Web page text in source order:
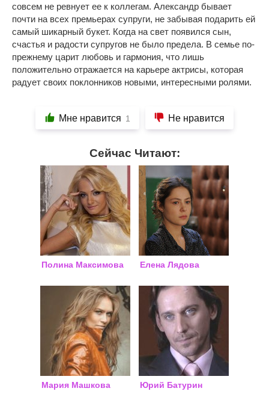
совсем не ревнует ее к коллегам. Александр бывает
почти на всех премьерах супруги, не забывая подарить ей
самый шикарный букет. Когда на свет появился сын,
счастья и радости супругов не было предела. В семье по-
прежнему царит любовь и гармония, что лишь
положительно отражается на карьере актрисы, которая
радует своих поклонников новыми, интересными ролями.
Мне нравится 1 Не нравится
Сейчас Читают:
Полина Максимова Елена Лядова
Мария Машкова Юрий Батурин